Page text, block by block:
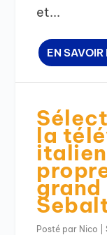
et...
EN SAVOIR
la
grand
Posté par Nico |